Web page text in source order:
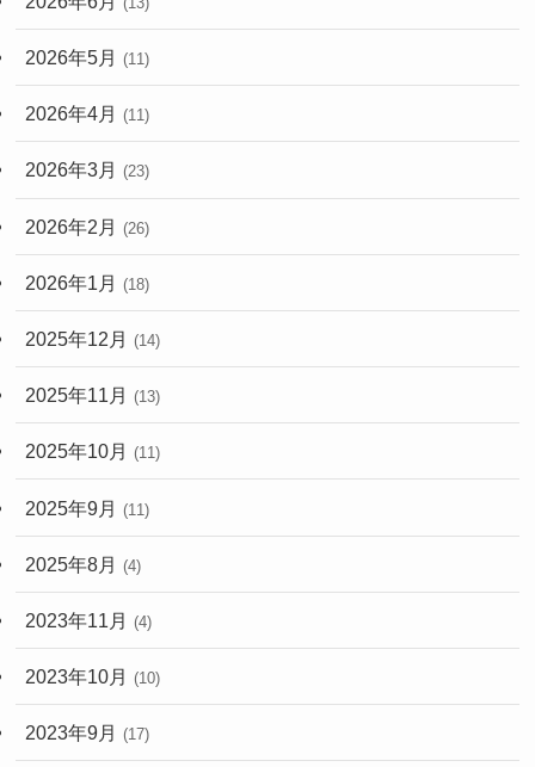
2026年5月 (11)
2026年4月 (11)
2026年3月 (23)
2026年2月 (26)
2026年1月 (18)
2025年12月 (14)
2025年11月 (13)
2025年10月 (11)
2025年9月 (11)
2025年8月 (4)
2023年11月 (4)
2023年10月 (10)
2023年9月 (17)